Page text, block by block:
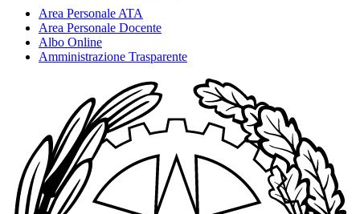
Area Personale ATA
Area Personale Docente
Albo Online
Amministrazione Trasparente